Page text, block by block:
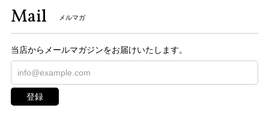
Mail メルマガ
当店からメールマガジンをお届けいたします。
登録